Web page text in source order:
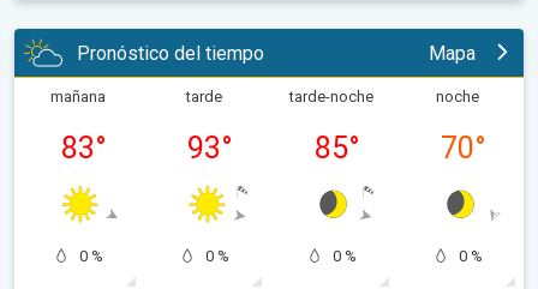
Pronóstico del tiempo Mapa
mañana
83°
0 %
tarde
93°
0 %
tarde-noche
85°
0 %
noche
70°
0 %